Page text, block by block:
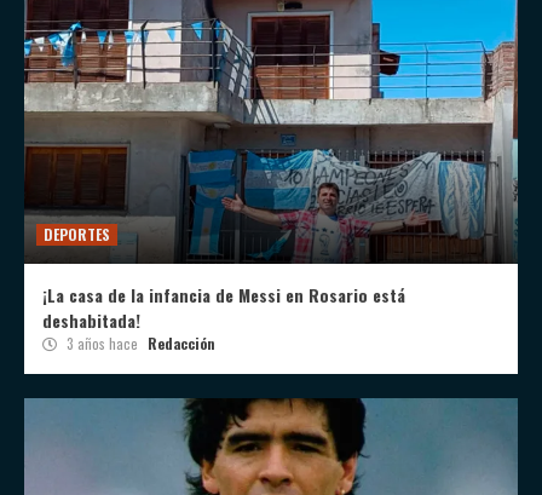
DEPORTES
¡La casa de la infancia de Messi en Rosario está
deshabitada!
3 años hace Redacción